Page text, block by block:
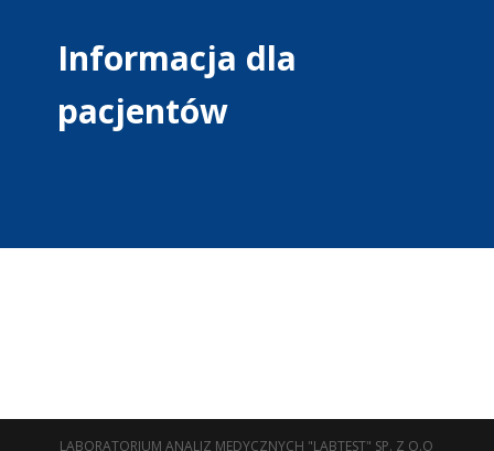
Informacja dla
pacjentów
LABORATORIUM ANALIZ MEDYCZNYCH "LABTEST" SP. Z O.O